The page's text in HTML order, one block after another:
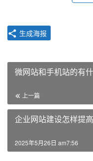
生成海报
微网站和手机站的有
上一篇
企业网站建设怎样提
2025年5月26日 am7:56